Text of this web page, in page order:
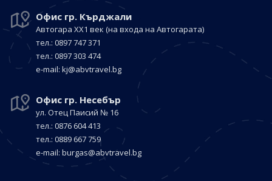
Офис гр. Кърджали
Автогара ХХ1 век (на входа на Автогарата)
тел.: 0897 747 371
тел.: 0897 303 474
е-mail: kj@abvtravel.bg
Офис гр. Несебър
ул. Отец Паисий № 16
тел.: 0876 604 413
тел.: 0889 667 759
е-mail: burgas@abvtravel.bg